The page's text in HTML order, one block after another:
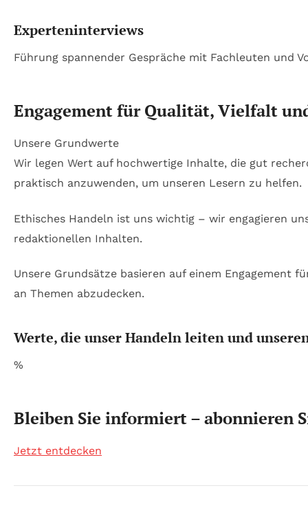
Experteninterviews
Führung spannender Gespräche mit Fachleuten und
Engagement für Qualität, Vielfalt
Unsere Grundwerte
Wir legen Wert auf hochwertige Inhalte, die gut
praktisch anzuwenden, um unseren Lesern zu helfen.
Ethisches Handeln ist uns wichtig – wir engagieren
redaktionellen Inhalten.
Unsere Grundsätze basieren auf einem Engagement
an Themen abzudecken.
Werte, die unser Handeln leiten und
%
Bleiben Sie informiert – abonnieren
Jetzt entdecken